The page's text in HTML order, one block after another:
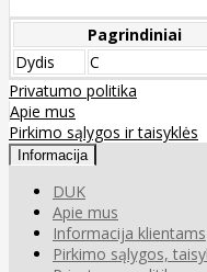
Pagrindiniai
Dydis
C
Privatumo politika
Apie mus
Pirkimo sąlygos ir taisyklės
Informacija
DUK
Apie mus
Informacija klientams
Pirkimo sąlygos,